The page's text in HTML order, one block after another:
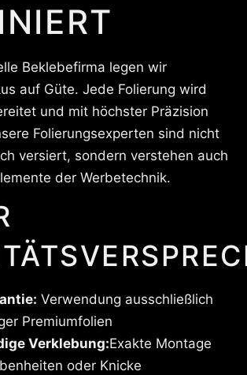
Beklebefirma legen wir
auf Güte. Jede Folierung wird
und mit höchster Präzision
Folierungsexperten sind nicht
versiert, sondern verstehen auch
der Werbetechnik.
Verwendung ausschließlich
Premiumfolien
Verklebung:Exakte Montage
oder Knicke